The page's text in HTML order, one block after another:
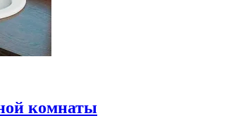
комнаты